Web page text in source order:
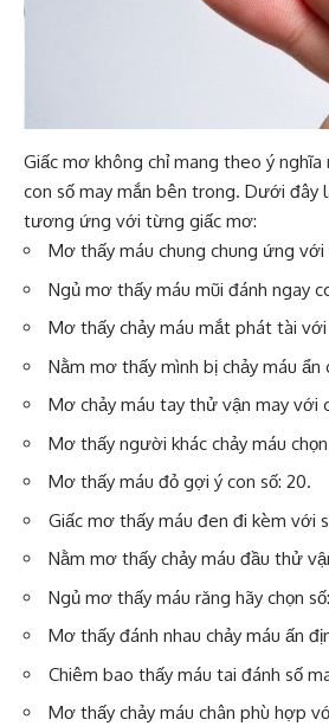
Giấc mơ không chỉ mang theo ý
con số may mắn bên trong. Dưới đây
tương ứng với từng giấc mơ:
Mơ thấy máu chung chung ứng với
Ngủ mơ thấy máu mũi đánh ngay
Mơ thấy chảy máu mắt phát tài
Nằm mơ thấy mình bị chảy máu ẩn
Mơ chảy máu tay thử vận may với
Mơ thấy người khác chảy máu
Mơ thấy máu đỏ gợi ý con số: 20.
Giấc mơ thấy máu đen đi kèm với
Nằm mơ thấy chảy máu đầu thử
Ngủ mơ thấy máu răng hãy chọn
Mơ thấy đánh nhau chảy máu ấn
Chiêm bao thấy máu tai đánh số
Mơ thấy chảy máu chân phù hợp